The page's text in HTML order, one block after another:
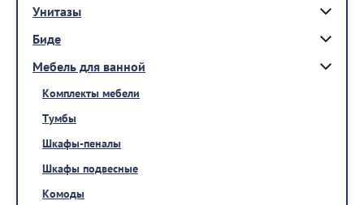
Унитазы
Биде
Мебель для ванной
Комплекты мебели
Тумбы
Шкафы-пеналы
Шкафы подвесные
Комоды